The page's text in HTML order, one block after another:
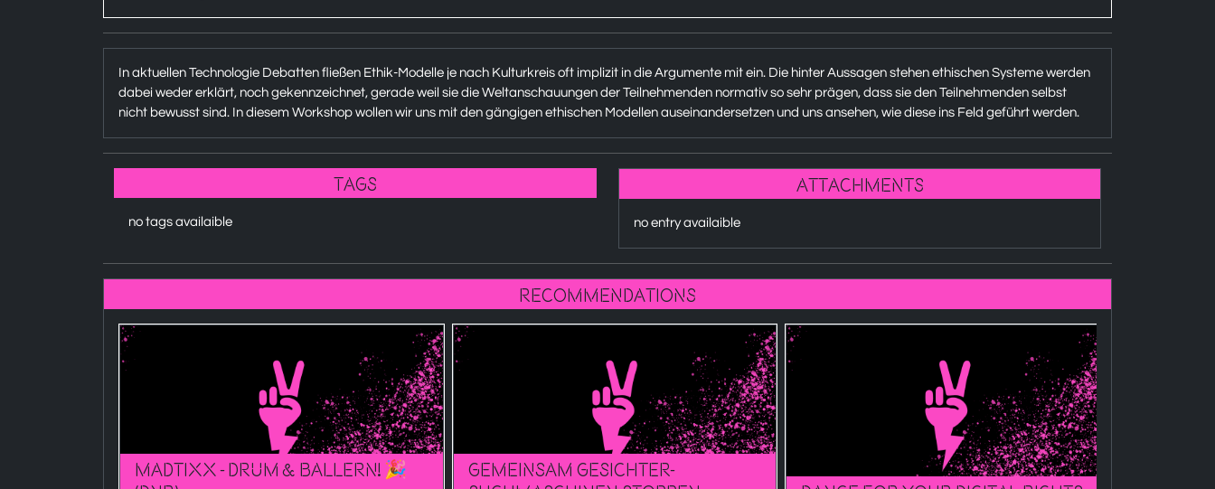
In aktuellen Technologie Debatten fließen Ethik-Modelle je nach Kulturkreis oft implizit in die Argumente mit ein. Die hinter Aussagen stehen ethischen Systeme werden
dabei weder erklärt, noch gekennzeichnet, gerade weil sie die Weltanschauungen der Teilnehmenden normativ so sehr prägen, dass sie den Teilnehmenden selbst
nicht bewusst sind. In diesem Workshop wollen wir uns mit den gängigen ethischen Modellen auseinandersetzen und uns ansehen, wie diese ins Feld geführt werden.
Tags
no tags availaible
attachments
no entry availaible
recommendations
MADTIXX - Drum & Ballern! 🎉
Gemeinsam Gesichter-